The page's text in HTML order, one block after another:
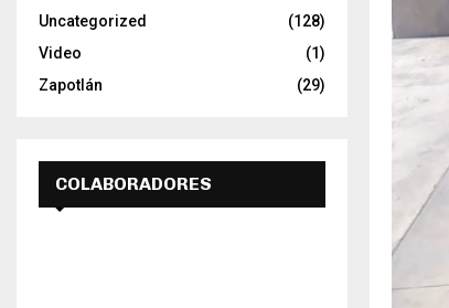
Uncategorized
(128)
Video
(1)
Zapotlán
(29)
COLABORADORES